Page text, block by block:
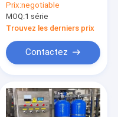
l'industrie des
équipements de
traitement de l'eau à
osmose inverse
écologique
Prix:negotiable
MOQ:1 série
Trouvez les derniers prix
Contactez